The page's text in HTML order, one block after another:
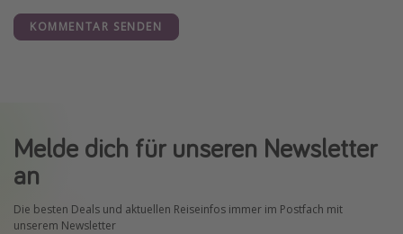
KOMMENTAR SENDEN
Melde dich für unseren Newsletter
an
Die besten Deals und aktuellen Reiseinfos immer im Postfach mit
unserem Newsletter